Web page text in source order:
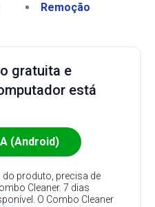
Remoção
gratuita e
está
(Android)
produto, precisa de
Cleaner. 7 dias
O Combo Cleaner